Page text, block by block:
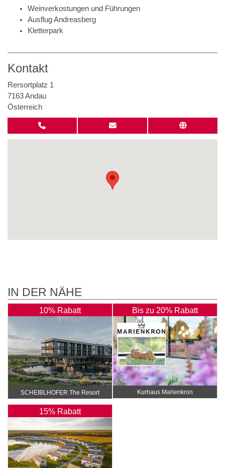
Weinverkostungen und Führungen
Ausflug Andreasberg
Kletterpark
Kontakt
Rersortplatz 1
7163 Andau
Österreich
IN DER NÄHE
10% Rabatt
SCHEIBLHOFER The Resort
Bis zu 20% Rabatt
Kurhaus Marienkron
15% Rabatt